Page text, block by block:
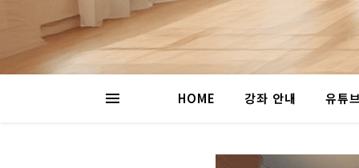
HOME 강좌 안내 유튜